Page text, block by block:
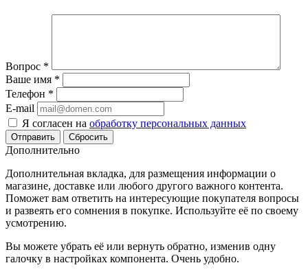
Вопрос *
Ваше имя *
Телефон *
E-mail
Я согласен на обработку персональных данных
Сбросить
Дополнительно
Дополнительная вкладка, для размещения информации о
магазине, доставке или любого другого важного контента.
Поможет вам ответить на интересующие покупателя вопросы
и развеять его сомнения в покупке. Используйте её по своему
усмотрению.
Вы можете убрать её или вернуть обратно, изменив одну
галочку в настройках компонента. Очень удобно.